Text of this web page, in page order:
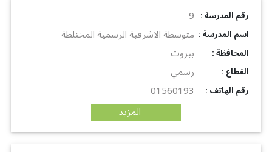
: رقم المدرسة 9
: اسم المدرسة متوسطة الاشرفية الرسمية المختلطة
: المحافظة بيروت
: القطاع رسمي
: رقم الهاتف
01560193
المزيد